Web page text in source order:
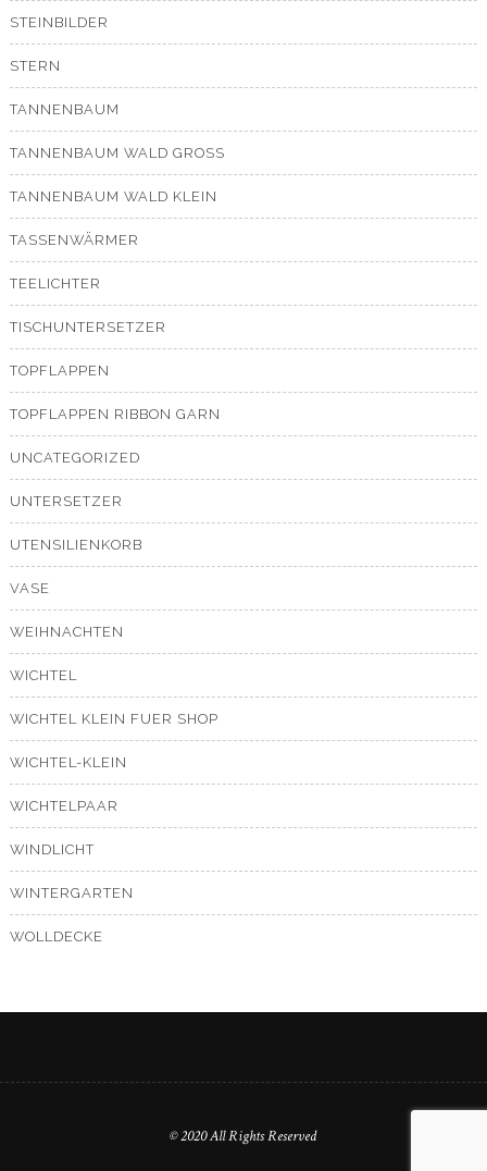
STEINBILDER
STERN
TANNENBAUM
TANNENBAUM WALD GROSS
TANNENBAUM WALD KLEIN
TASSENWÄRMER
TEELICHTER
TISCHUNTERSETZER
TOPFLAPPEN
TOPFLAPPEN RIBBON GARN
UNCATEGORIZED
UNTERSETZER
UTENSILIENKORB
VASE
WEIHNACHTEN
WICHTEL
WICHTEL KLEIN FUER SHOP
WICHTEL-KLEIN
WICHTELPAAR
WINDLICHT
WINTERGARTEN
WOLLDECKE
© 2020 All Rights Reserved